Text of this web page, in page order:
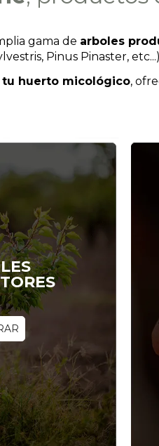
gama de arboles
Pinus Pinaster,
tu huerto micológico,